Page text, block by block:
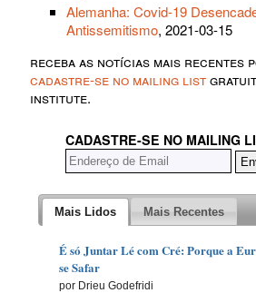
Alemanha: Covid-19
Antissemitismo, 2021-03-15
receba as notícias mais recentes
cadastre-se no mailing list
institute.
CADASTRE-SE NO MAILING
Mais Lidos Mais Recentes
É só Juntar Lé com Cré: Porque a
se Safar
por Drieu Godefridi